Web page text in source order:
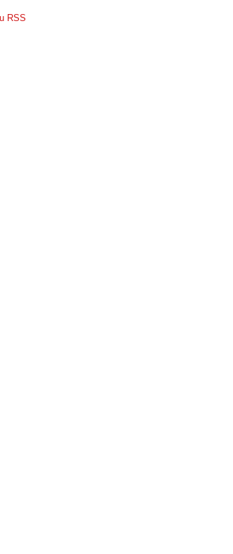
RSS